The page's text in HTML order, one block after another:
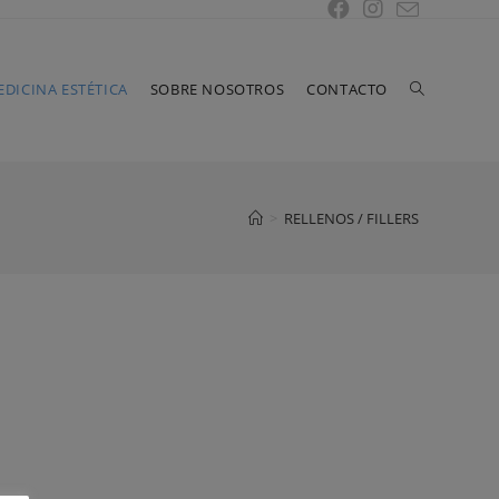
ESTÉTICA SOBRE NOSOTROS CONTACTO
RELLENOS / FILLERS